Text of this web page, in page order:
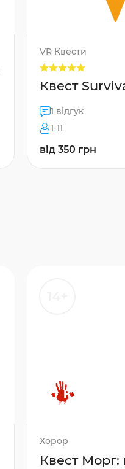
VR Квести
Квест
1 відгук
1-11
від 350 грн
Хорор
Квест Морг: